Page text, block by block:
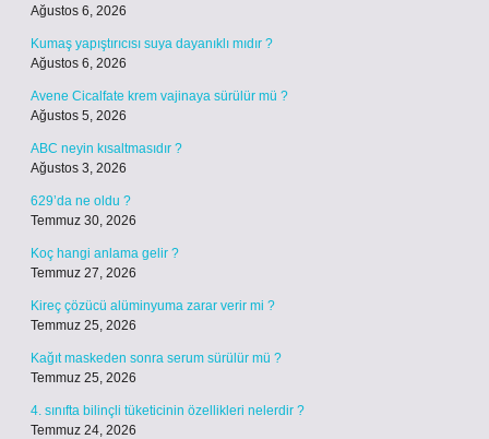
Ağustos 6, 2026
Kumaş yapıştırıcısı suya dayanıklı mıdır ?
Ağustos 6, 2026
Avene Cicalfate krem vajinaya sürülür mü ?
Ağustos 5, 2026
ABC neyin kısaltmasıdır ?
Ağustos 3, 2026
629’da ne oldu ?
Temmuz 30, 2026
Koç hangi anlama gelir ?
Temmuz 27, 2026
Kireç çözücü alüminyuma zarar verir mi ?
Temmuz 25, 2026
Kağıt maskeden sonra serum sürülür mü ?
Temmuz 25, 2026
4. sınıfta bilinçli tüketicinin özellikleri nelerdir ?
Temmuz 24, 2026